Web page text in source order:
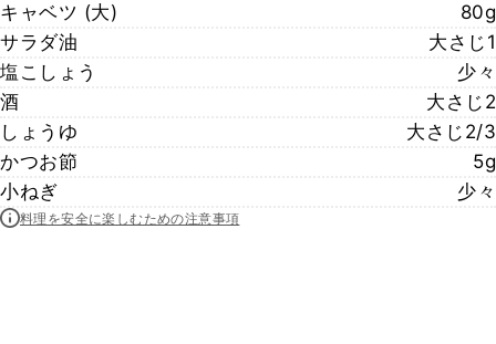
キャベツ (大)
80g
サラダ油
大さじ1
塩こしょう
少々
酒
大さじ2
しょうゆ
大さじ2/3
かつお節
5g
小ねぎ
少々
料理を安全に楽しむための注意事項